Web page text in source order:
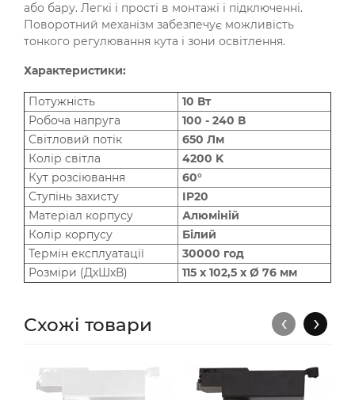
або бару. Легкі і прості в монтажі і підключенні.
Поворотний механізм забезпечує можливість
тонкого регулювання кута і зони освітлення.
Характеристики:
Потужність
10 Вт
Робоча напруга
100 - 240 В
Світловий потік
650 Лм
Колір світла
4200 K
Кут розсіювання
60°
Ступінь захисту
IP20
Матеріал корпусу
Алюміній
Колір корпусу
Білий
Термін експлуатації
30000 год
Розміри (ДхШхВ)
115 х 102,5 х Ø 76 мм
Схожі товари ‹ ›